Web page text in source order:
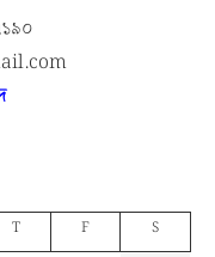
T F S